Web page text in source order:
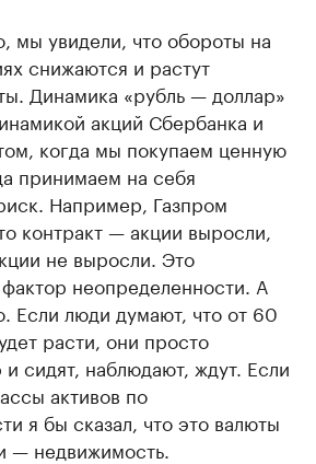
мы увидели, что обороты на
снижаются и растут
Динамика «рубль — доллар»
акций Сбербанка и
когда мы покупаем ценную
принимаем на себя
Например, Газпром
контракт — акции выросли,
не выросли. Это
неопределенности. А
Если люди думают, что от 60
расти, они просто
сидят, наблюдают, ждут. Если
активов по
я бы сказал, что это валюты
— недвижимость.